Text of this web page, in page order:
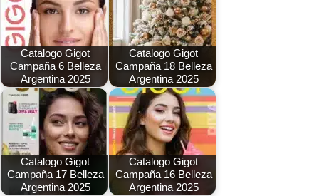
Catalogo Gigot
Campaña 6 Belleza
Argentina 2025
Catalogo Gigot
Campaña 18 Belleza
Argentina 2025
Catalogo Gigot
Campaña 17 Belleza
Argentina 2025
Catalogo Gigot
Campaña 16 Belleza
Argentina 2025